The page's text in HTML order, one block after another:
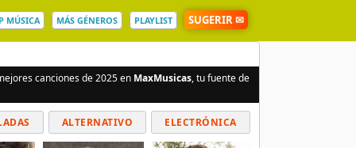
MÚSICA MÁS GÉNEROS PLAYLIST SUGERIR ✉
canciones de 2025 en MaxMusicas, tu fuente de
ALTERNATIVO ELECTRÓNICA